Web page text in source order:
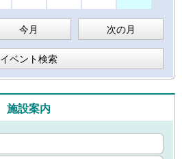
今月 次の月
イベント検索
施設案内